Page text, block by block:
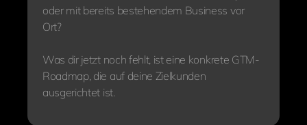
oder mit bereits bestehendem Business vor
Ort?
Was dir jetzt noch fehlt, ist eine konkrete GTM-
Roadmap, die auf deine Zielkunden
ausgerichtet ist.